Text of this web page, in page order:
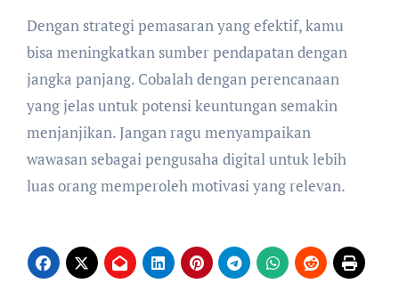
Dengan strategi pemasaran yang efektif, kamu
bisa meningkatkan sumber pendapatan dengan
jangka panjang. Cobalah dengan perencanaan
yang jelas untuk potensi keuntungan semakin
menjanjikan. Jangan ragu menyampaikan
wawasan sebagai pengusaha digital untuk lebih
luas orang memperoleh motivasi yang relevan.